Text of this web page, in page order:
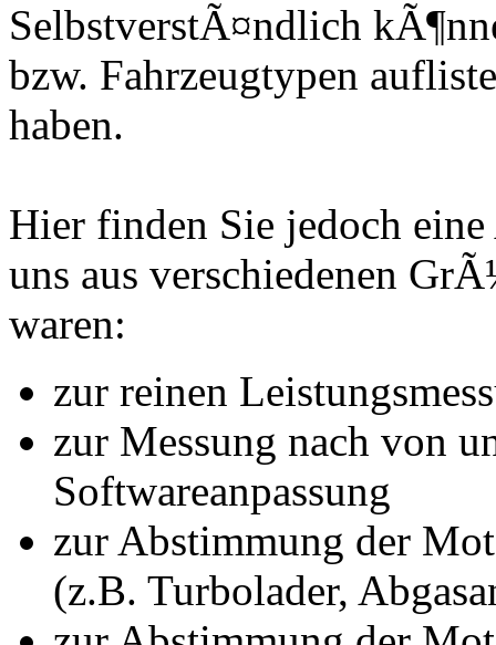
SelbstverstÃ¤ndlich
bzw. Fahrzeugtypen
haben.
Hier finden Sie jedoch
uns aus verschiedenen
waren:
zur reinen
zur Messung nach von
Softwareanpassung
zur Abstimmung der
(z.B. Turbolader,